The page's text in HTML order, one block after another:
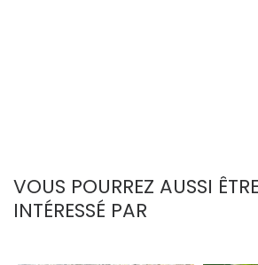
VOUS POURREZ AUSSI ÊTRE
INTÉRESSÉ PAR